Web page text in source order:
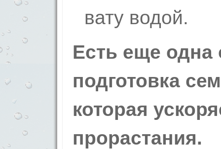
вату водой.
Есть еще одна
подготовка
которая
прорастания.